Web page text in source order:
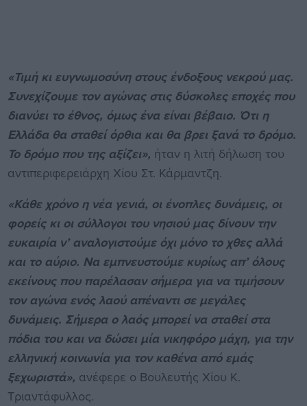
«Τιμή κι ευγνωμοσύνη στους ένδοξους νεκρού μας.
Συνεχίζουμε τον αγώνας στις δύσκολες εποχές που
διανύει το έθνος, όμως ένα είναι βέβαιο. Ότι η
Ελλάδα θα σταθεί όρθια και θα βρει ξανά το δρόμο.
Το δρόμο που της αξίζει», ήταν η λιτή δήλωση του
αντιπεριφερειάρχη Χίου Στ. Κάρμαντζη.
«Κάθε χρόνο η νέα γενιά, οι ένοπλες δυνάμεις, οι
φορείς κι οι σύλλογοι του νησιού μας δίνουν την
ευκαιρία ν’ αναλογιστούμε όχι μόνο το χθες αλλά
και το αύριο. Να εμπνευστούμε κυρίως απ’ όλους
εκείνους που παρέλασαν σήμερα για να τιμήσουν
τον αγώνα ενός λαού απέναντι σε μεγάλες
δυνάμεις. Σήμερα ο λαός μπορεί να σταθεί στα
πόδια του και να δώσει μία νικηφόρο μάχη, για την
ελληνική κοινωνία για τον καθένα από εμάς
ξεχωριστά», ανέφερε ο Βουλευτής Χίου Κ.
Τριαντάφυλλος.